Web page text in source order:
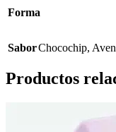
Forma
SaborChocochip,
Productos